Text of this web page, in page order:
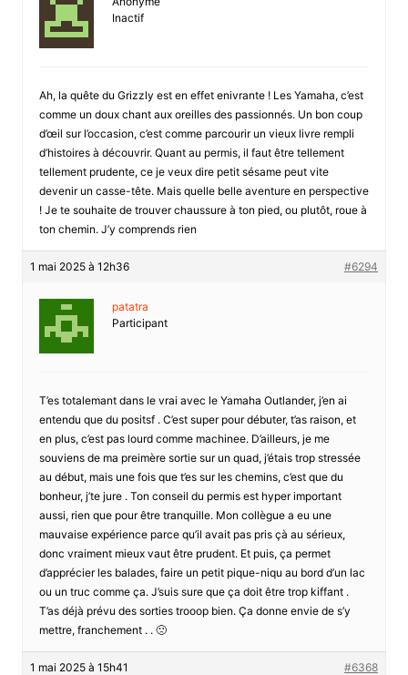
Inactif
Ah, la quête du Grizzly est en effet enivrante ! Les Yamaha, c’est
comme un doux chant aux oreilles des passionnés. Un bon coup
d’œil sur l’occasion, c’est comme parcourir un vieux livre rempli
d’histoires à découvrir. Quant au permis, il faut être tellement
tellement prudente, ce je veux dire petit sésame peut vite
devenir un casse-tête. Mais quelle belle aventure en perspective
! Je te souhaite de trouver chaussure à ton pied, ou plutôt, roue à
ton chemin. J’y comprends rien
1 mai 2025 à 12h36 #6294
patatra
Participant
T’es totalemant dans le vrai avec le Yamaha Outlander, j’en ai
entendu que du positsf . C’est super pour débuter, t’as raison, et
en plus, c’est pas lourd comme machinee. D’ailleurs, je me
souviens de ma preimère sortie sur un quad, j’étais trop stressée
au début, mais une fois que t’es sur les chemins, c’est que du
bonheur, j’te jure . Ton conseil du permis est hyper important
aussi, rien que pour être tranquille. Mon collègue a eu une
mauvaise expérience parce qu’il avait pas pris çà au sérieux,
donc vraiment mieux vaut être prudent. Et puis, ça permet
d’apprécier les balades, faire un petit pique-niqu au bord d’un lac
ou un truc comme ça. J’suis sure que ça doit être trop kiffant .
T’as déjà prévu des sorties trooop bien. Ça donne envie de s’y
mettre, franchement . . 🙁
1 mai 2025 à 15h41 #6368